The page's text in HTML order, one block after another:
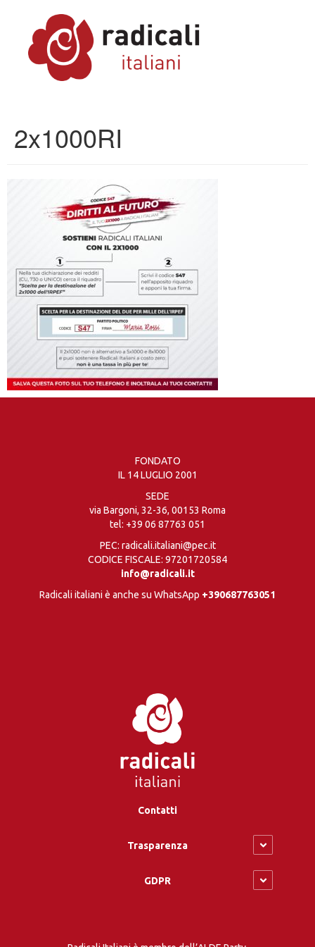
2x1000RI
FONDATO
IL 14 LUGLIO 2001
SEDE
via Bargoni, 32-36, 00153 Roma
tel: +39 06 87763 051
PEC: radicali.italiani@pec.it
CODICE FISCALE: 97201720584
info@radicali.it
Radicali italiani è anche su WhatsApp +390687763051
Contatti
Trasparenza
GDPR